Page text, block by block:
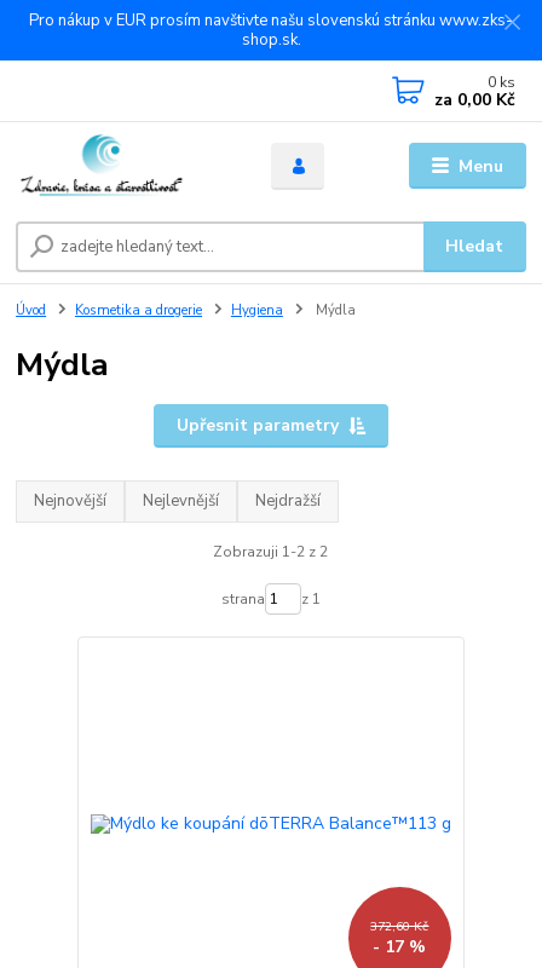
Pro nákup v EUR prosím navštivte našu slovenskú stránku www.zks-
shop.sk.
Menu
Hledat
0 ks
za 0,00 Kč
Úvod Kosmetika a drogerie Hygiena Mýdla
Mýdla
Upřesnit parametry
Nejnovější Nejlevnější Nejdražší
Zobrazuji 1-2 z 2
strana z 1
372,60 Kč
- 17 %